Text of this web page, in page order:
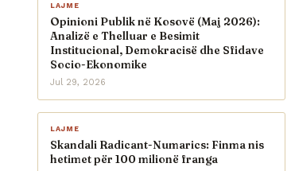
LAJME
Opinioni Publik në Kosovë (Maj 2026):
Analizë e Thelluar e Besimit
Institucional, Demokracisë dhe Sfidave
Socio-Ekonomike
Jul 29, 2026
LAJME
Skandali Radicant-Numarics: Finma nis
hetimet për 100 milionë franga